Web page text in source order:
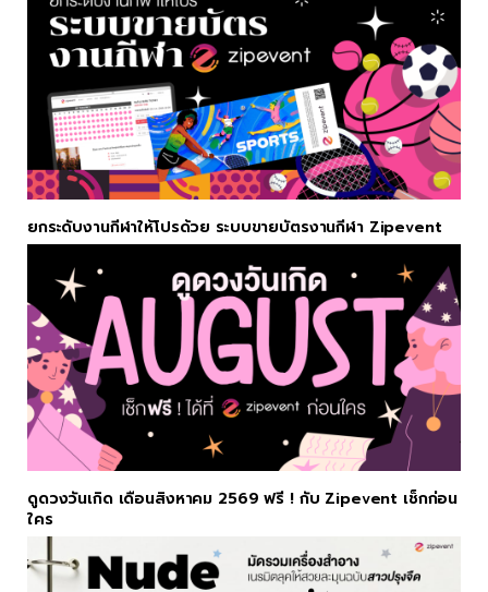
ยกระดับงานกีฬาให้โปรด้วย ระบบขายบัตรงานกีฬา Zipevent
ดูดวงวันเกิด เดือนสิงหาคม 2569 ฟรี ! กับ Zipevent เช็กก่อน
ใคร